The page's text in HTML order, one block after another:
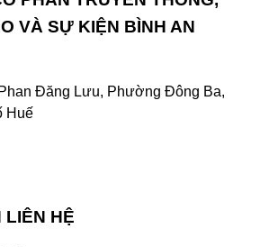
VÀ SỰ KIỆN BÌNH AN
Đăng Lưu, Phường Đông Ba,
Huế
LIÊN HỆ